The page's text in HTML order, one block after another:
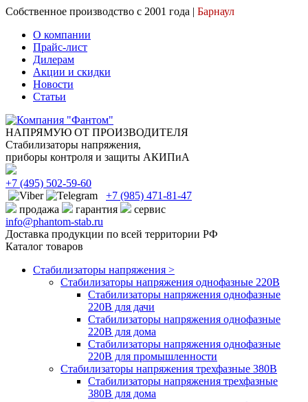
Собственное производство с 2001 года | Барнаул
О компании
Прайс-лист
Дилерам
Акции и скидки
Новости
Статьи
НАПРЯМУЮ ОТ ПРОИЗВОДИТЕЛЯ
Стабилизаторы напряжения,
приборы контроля и защиты АКИПиА
+7 (495) 502-59-60
+7 (985) 471-81-47
продажа
гарантия
сервис
info@phantom-stab.ru
Доставка продукции по всей территории РФ
Каталог товаров
Стабилизаторы напряжения >
Cтабилизаторы напряжения однофазные 220В
Стабилизаторы напряжения однофазные
220В для дачи
Стабилизаторы напряжения однофазные
220В для дома
Стабилизаторы напряжения однофазные
220В для промышленности
Стабилизаторы напряжения трехфазные 380В
Cтабилизаторы напряжения трехфазные
380В для дома